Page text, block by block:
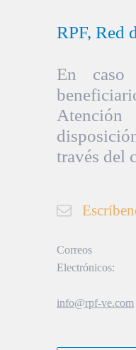
RPF, Red
En
través del
Correos
Electrónicos:
info@rpf-ve.com